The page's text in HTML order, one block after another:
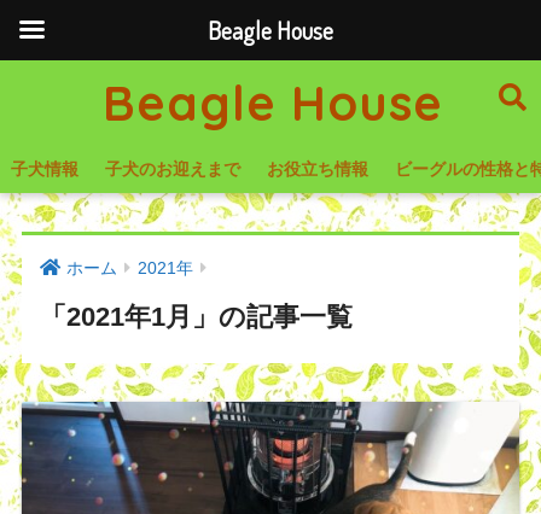
Beagle House
子犬情報 子犬のお迎えまで お役立ち情報 ビーグルの性格と
ホーム 2021年
「2021年1月」の記事一覧
Beagle House